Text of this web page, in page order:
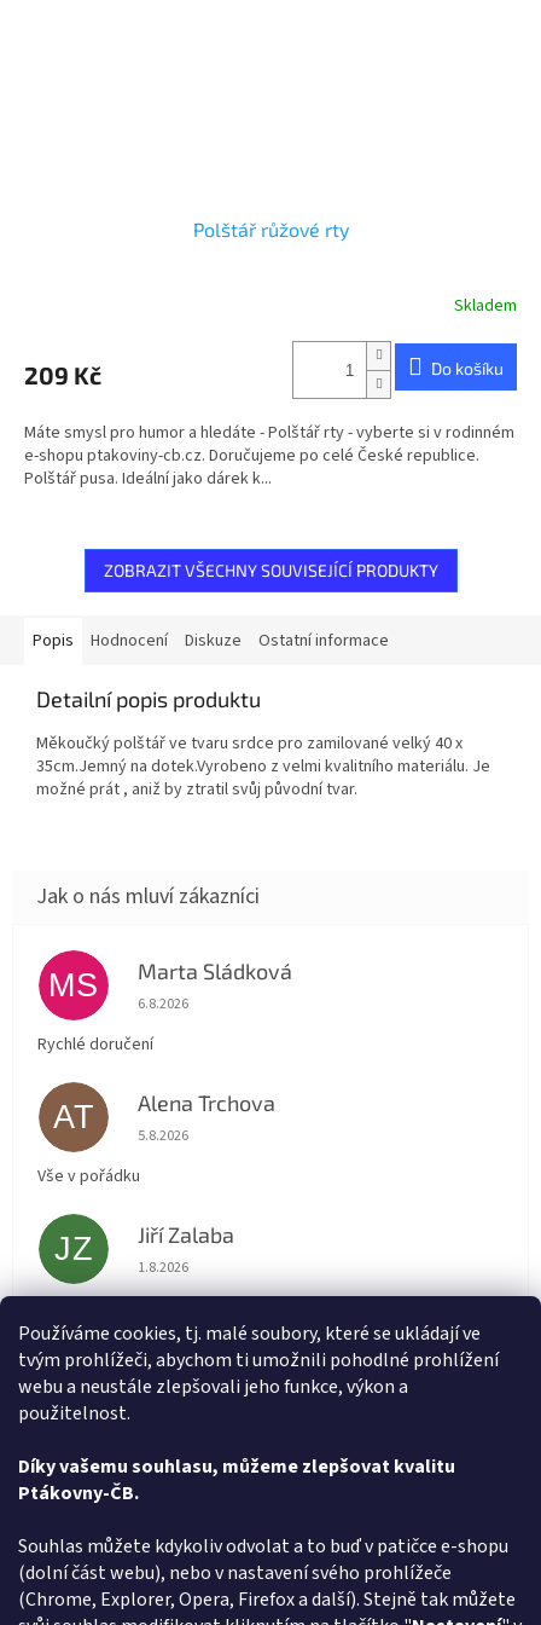
Používáme cookies, tj. malé soubory, které se ukládají ve
tvým prohlížeči, abychom ti umožnili pohodlné prohlížení
webu a neustále zlepšovali jeho funkce, výkon a
použitelnost.
Díky vašemu souhlasu, můžeme zlepšovat kvalitu
Ptákovny-ČB.
Souhlas můžete kdykoliv odvolat a to buď v patičce e-shopu
(dolní část webu), nebo v nastavení svého prohlížeče
(Chrome, Explorer, Opera, Firefox a další). Stejně tak můžete
Polštář růžové rty
Skladem
209 Kč Do košíku
Máte smysl pro humor a hledáte - Polštář rty - vyberte si v rodinném
e-shopu ptakoviny-cb.cz. Doručujeme po celé České republice.
Polštář pusa. Ideální jako dárek k...
ZOBRAZIT VŠECHNY SOUVISEJÍCÍ PRODUKTY
Popis Hodnocení Diskuze Ostatní informace
Detailní popis produktu
Měkoučký polštář ve tvaru srdce pro zamilované velký 40 x
35cm.Jemný na dotek.Vyrobeno z velmi kvalitního materiálu. Je
možné prát , aniž by ztratil svůj původní tvar.
MS Marta Sládková
Hodnocení obchodu je 5 z 5 hvězdiček.
6.8.2026
Rychlé doručení
AT Alena Trchova
Hodnocení obchodu je 5 z 5 hvězdiček.
5.8.2026
Vše v pořádku
JZ Jiří Zalaba
Hodnocení obchodu je 5 z 5 hvězdiček.
1.8.2026
L Lída
Hodnocení obchodu je 5 z 5 hvězdiček.
31.7.2026
Způsob ověřování recenzí